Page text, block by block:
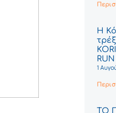
Η
RUN
1
ΤΟ